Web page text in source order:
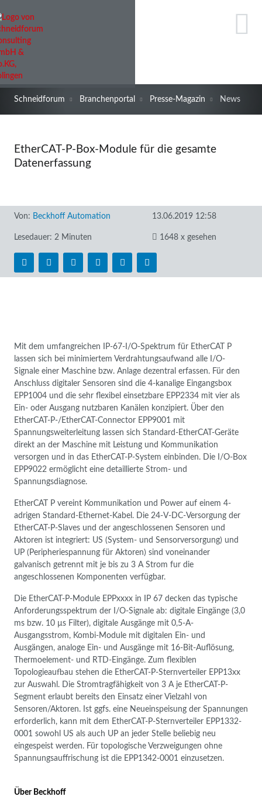
Schneidforum Branchenportal Presse-Magazin News
EtherCAT-P-Box-Module für die gesamte
Datenerfassung
Von: Beckhoff Automation 13.06.2019 12:58
Lesedauer: 2 Minuten 1648 x gesehen
Mit dem umfangreichen IP-67-I/O-Spektrum für EtherCAT P
lassen sich bei minimiertem Verdrahtungsaufwand alle I/O-
Signale einer Maschine bzw. Anlage dezentral erfassen. Für den
Anschluss digitaler Sensoren sind die 4-kanalige Eingangsbox
EPP1004 und die sehr flexibel einsetzbare EPP2334 mit vier als
Ein- oder Ausgang nutzbaren Kanälen konzipiert. Über den
EtherCAT-P-/EtherCAT-Connector EPP9001 mit
Spannungsweiterleitung lassen sich Standard-EtherCAT-Geräte
direkt an der Maschine mit Leistung und Kommunikation
versorgen und in das EtherCAT-P-System einbinden. Die I/O-Box
EPP9022 ermöglicht eine detaillierte Strom- und
Spannungsdiagnose.
EtherCAT P vereint Kommunikation und Power auf einem 4-
adrigen Standard-Ethernet-Kabel. Die 24-V-DC-Versorgung der
EtherCAT-P-Slaves und der angeschlossenen Sensoren und
Aktoren ist integriert: US (System- und Sensorversorgung) und
UP (Peripheriespannung für Aktoren) sind voneinander
galvanisch getrennt mit je bis zu 3 A Strom fur die
angeschlossenen Komponenten verfügbar.
Die EtherCAT-P-Module EPPxxxx in IP 67 decken das typische
Anforderungsspektrum der I/O-Signale ab: digitale Eingänge (3,0
ms bzw. 10 µs Filter), digitale Ausgänge mit 0,5-A-
Ausgangsstrom, Kombi-Module mit digitalen Ein- und
Ausgängen, analoge Ein- und Ausgänge mit 16-Bit-Auflösung,
Thermoelement- und RTD-Eingänge. Zum flexiblen
Topologieaufbau stehen die EtherCAT-P-Sternverteiler EPP13xx
zur Auswahl. Die Stromtragfähigkeit von 3 A je EtherCAT-P-
Segment erlaubt bereits den Einsatz einer Vielzahl von
Sensoren/Aktoren. Ist ggfs. eine Neueinspeisung der Spannungen
erforderlich, kann mit dem EtherCAT-P-Sternverteiler EPP1332-
0001 sowohl US als auch UP an jeder Stelle beliebig neu
eingespeist werden. Für topologische Verzweigungen ohne
Spannungsauffrischung ist die EPP1342-0001 einzusetzen.
Über Beckhoff